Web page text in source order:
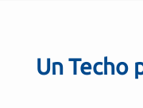
Un Techo